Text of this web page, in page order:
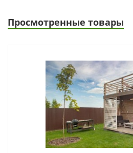
Просмотренные товары